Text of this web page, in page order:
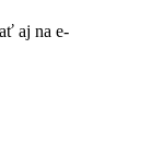
aj na e-